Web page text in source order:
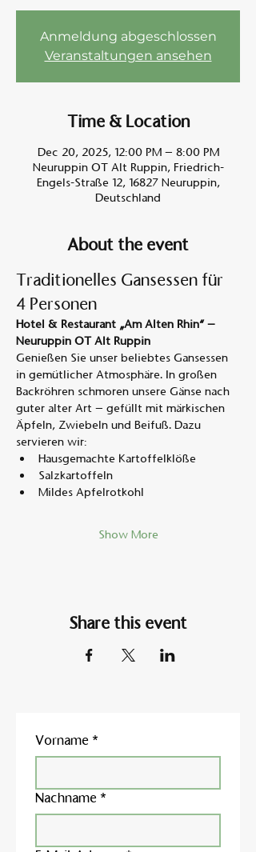
Anmeldung abgeschlossen
Veranstaltungen ansehen
Time & Location
Dec 20, 2025, 12:00 PM – 8:00 PM
Neuruppin OT Alt Ruppin, Friedrich-
Engels-Straße 12, 16827 Neuruppin,
Deutschland
About the event
Traditionelles Gansessen für
4 Personen
Hotel & Restaurant „Am Alten Rhin“ –
Neuruppin OT Alt Ruppin
Genießen Sie unser beliebtes Gansessen
in gemütlicher Atmosphäre. In großen
Backröhren schmoren unsere Gänse nach
guter alter Art – gefüllt mit märkischen
Äpfeln, Zwiebeln und Beifuß. Dazu
servieren wir:
Hausgemachte Kartoffelklöße
Salzkartoffeln
Mildes Apfelrotkohl
Show More
Share this event
Vorname *
Nachname *